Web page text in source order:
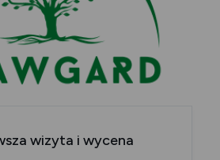
wizyta i wycena